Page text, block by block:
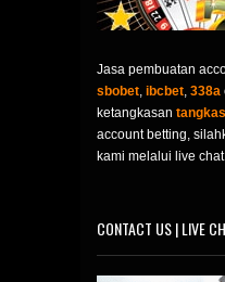
Jasa pembuatan
sbobet, ibcbet, 338a
ketangkasan
account betting,
kami melalui live
CONTACT US | LIVE